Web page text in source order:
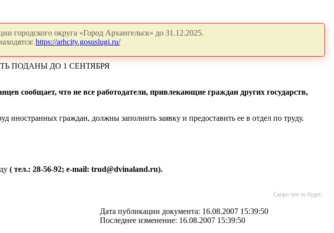
городского округа «Город Архангельск» до 31.12.2025.
https://arhcity.gosuslugi.ru/
ПОДАНЫ ДО 1 СЕНТЯБРЯ
сообщает, что не все работодатели, привлекающие граждан других государств,
иностранных граждан, должны заполнить заявку и предоставить ее в отдел по труду.
( тел.: 28-56-92; e-mail: trud@dvinaland.ru).
Скоро что то будет...
Дата публикации документа: 16.08.2007 15:39:50
Последнее изменение: 16.08.2007 15:39:50